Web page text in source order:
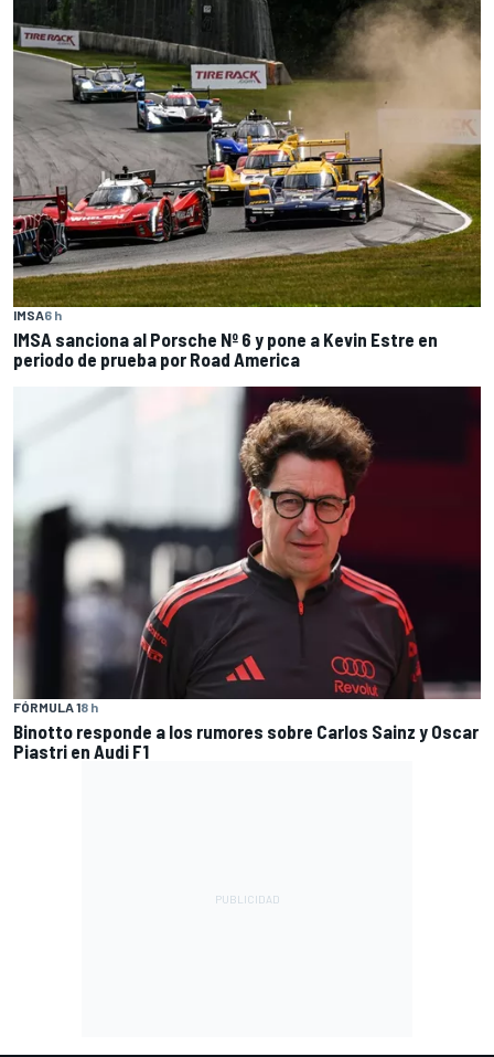
IMSA6 h
IMSA sanciona al Porsche Nº 6 y pone a Kevin Estre en
periodo de prueba por Road America
FÓRMULA 18 h
Binotto responde a los rumores sobre Carlos Sainz y Oscar
Piastri en Audi F1